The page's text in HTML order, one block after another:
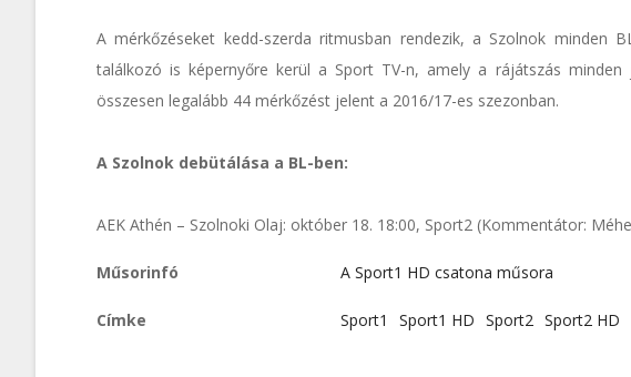
A mérkőzéseket kedd-szerda ritmusban rendezik, a Szolnok minden
találkozó is képernyőre kerül a Sport TV-n, amely a rájátszás
összesen legalább 44 mérkőzést jelent a 2016/17-es szezonban.
A Szolnok debütálása a BL-ben:
AEK Athén – Szolnoki Olaj: október 18. 18:00, Sport2 (Kommentátor:
Műsorinfó A Sport1 HD csatona műsora
Címke Sport1 Sport1 HD Sport2 Sport2 HD